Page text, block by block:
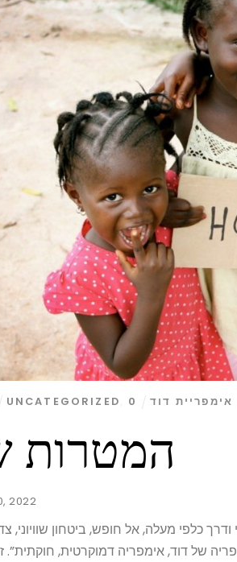
2022
המטרות
UNCATEGORIZED אימפריית דוד 0
כלפי מעלה, אל חופש, ביטחון שוויוני,
של דוד, אימפריה דמוקרטית, חוקתית”.